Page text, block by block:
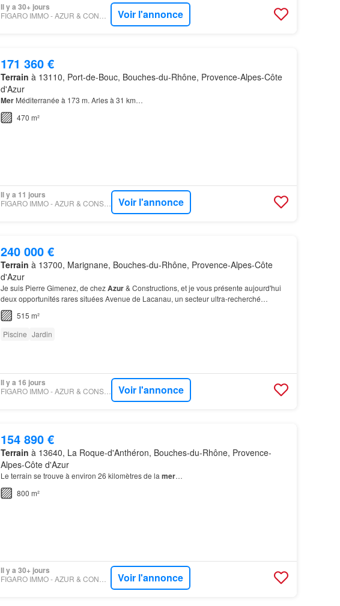
Il y a 30+ jours
Voir l'annonce
171 360 €
Terrain à 13110, Port-de-Bouc, Bouches-du-Rhône, Provence-Alpes-Côte
d'Azur
MerMéditerranée à 173 m. Arles à 31 km…
470 m²
Il y a 11 jours
FIGARO IMMO - AZUR & CONSTRUCTIONS MARTIGUES Voir l'annonce
240 000 €
Terrain à 13700, Marignane, Bouches-du-Rhône, Provence-Alpes-Côte
d'Azur
Je suis Pierre Gimenez, de chezAzur& Constructions, et je vous présente aujourd'hui
deux opportunités rares situées Avenue de Lacanau, un secteur ultra-recherché
Accompagnement
515 m²
Piscine Jardin
Il y a 16 jours
FIGARO IMMO - AZUR & CONSTRUCTIONS MARTIGUES Voir l'annonce
154 890 €
Terrain à 13640, La Roque-d'Anthéron, Bouches-du-Rhône, Provence-
Alpes-Côte d'Azur
Le terrain se trouve à environ 26 kilomètres de la mer…
800 m²
Il y a 30+ jours
Voir l'annonce